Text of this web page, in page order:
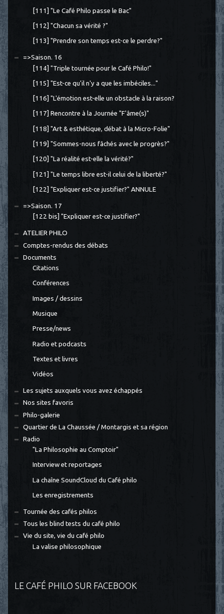
[111] "Le Café Philo passe le Bac"
[112] "Chacun sa vérité ?"
[113] "Prendre son temps est-ce le perdre?"
=>Saison. 16
[114] "Triple tournée pour le Café Philo!"
[115] "Est-ce qu'il n'y a que les imbéciles..."
[116] "L'émotion est-elle un obstacle à la raison?
[117] Rencontre à la Journée "F'âme(s)"
[118] "Art & esthétique, débat à la Micro-Folie"
[119] "Sommes-nous fâchés avec le progrès?"
[120] "La réalité est-elle la vérité?"
[121] "Le temps libre est-il celui de la liberté?"
[122] "Expliquer est-ce justifier?" ANNULE
=>Saison. 17
[122 bis] "Expliquer est-ce justifier?"
ATELIER PHILO
Comptes-rendus des débats
Documents
Citations
Conférences
Images / dessins
Musique
Presse/news
Radio et podcasts
Textes et livres
Vidéos
Les sujets auxquels vous avez échappés
Nos sites favoris
Philo-galerie
Quartier de La Chaussée / Montargis et sa région
Radio
"La Philosophie au Comptoir"
Interview et reportages
La chaîne SoundCloud du Café philo
Les enregistrements
Tournée des cafés philos
Tous les blind tests du café philo
Vie du site, vie du café philo
La valise philosophique
LE CAFÉ PHILO SUR FACEBOOK